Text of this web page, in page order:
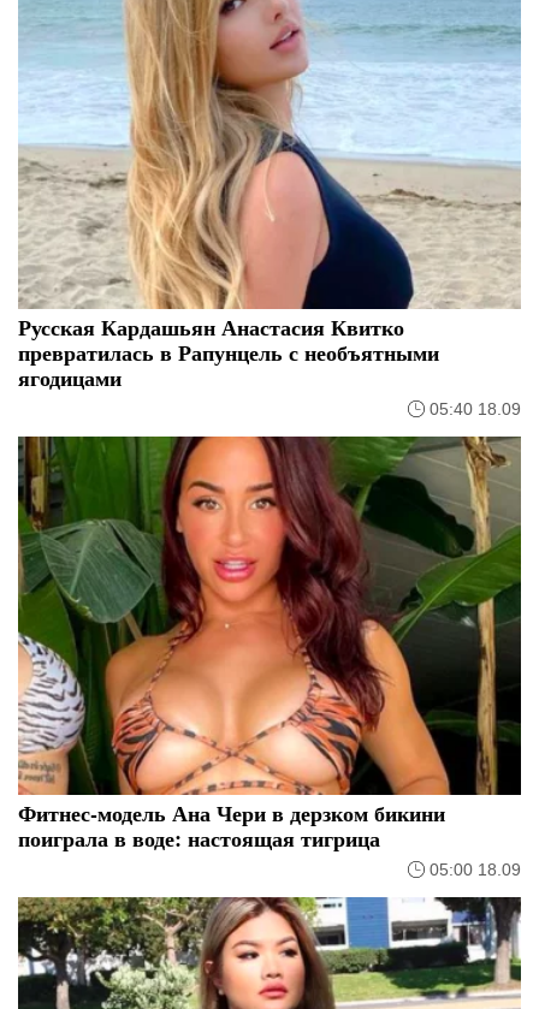
Русская Кардашьян Анастасия Квитко
превратилась в Рапунцель с необъятными
ягодицами
05:40 18.09
Фитнес-модель Ана Чери в дерзком бикини
поиграла в воде: настоящая тигрица
05:00 18.09